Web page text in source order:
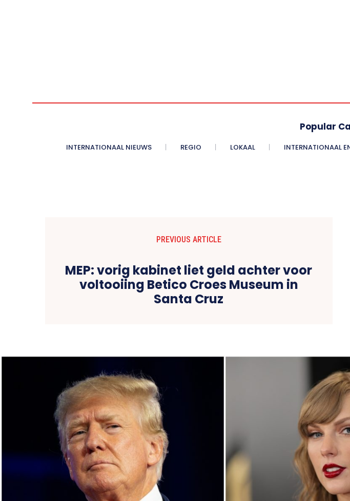
Popular
INTERNATIONAAL NIEUWS REGIO LOKAAL INTERNATIONAAL
PREVIOUS ARTICLE
MEP: vorig kabinet liet geld achter voor
voltooiing Betico Croes Museum in
Santa Cruz